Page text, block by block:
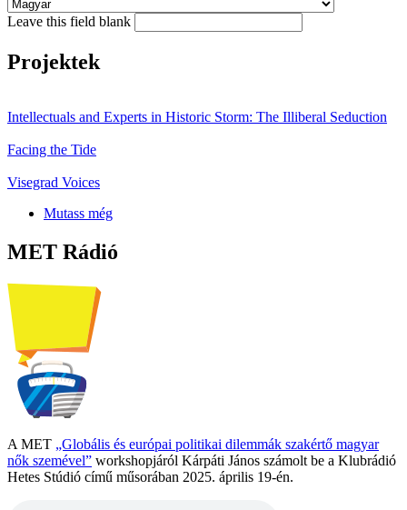
Leave this field blank
Projektek
Intellectuals and Experts in Historic Storm: The Illiberal Seduction
Facing the Tide
Visegrad Voices
Mutass még
MET Rádió
A MET „Globális és európai politikai dilemmák szakértő magyar
nők szemével” workshopjáról Kárpáti János számolt be a Klubrádió
Hetes Stúdió című műsorában 2025. április 19-én.